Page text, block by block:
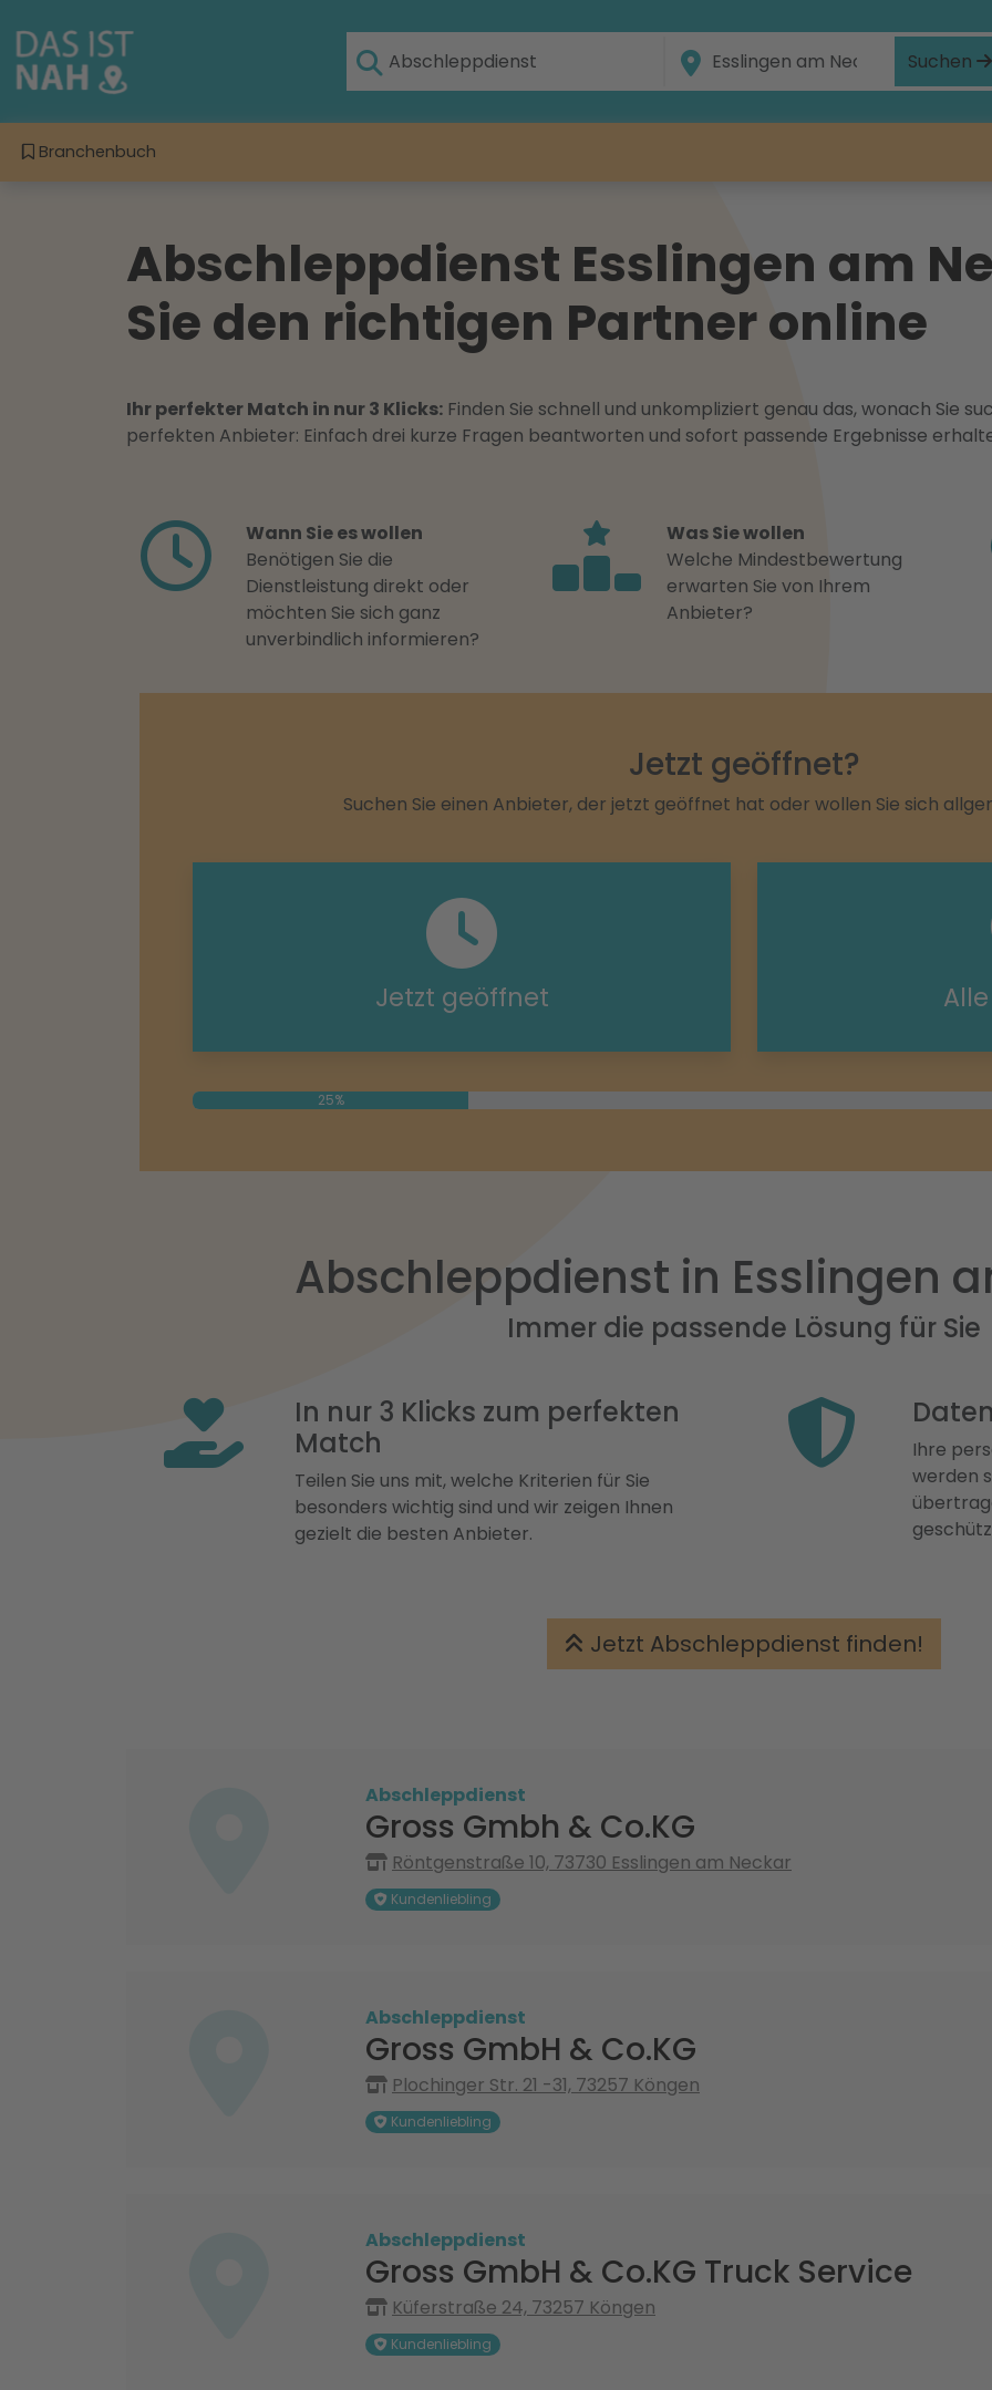
Suchen
Branchenbuch
Abschleppdienst Esslingen am
Sie den richtigen Partner online
Ihr perfekter Match in nur 3 Klicks: Finden Sie schnell und unkompliziert genau das, wonach Sie
perfekten Anbieter: Einfach drei kurze Fragen beantworten und sofort passende Ergebnisse
Wann Sie es wollen
Benötigen Sie die
Dienstleistung direkt oder
möchten Sie sich ganz
unverbindlich informieren?
Was Sie wollen
Welche Mindestbewertung
erwarten Sie von Ihrem
Anbieter?
Jetzt geöffnet?
Suchen Sie einen Anbieter, der jetzt geöffnet hat oder wollen Sie sich
Jetzt geöffnet
25%
Abschleppdienst in Esslingen
Immer die passende Lösung für Sie
In nur 3 Klicks zum perfekten
Match
Teilen Sie uns mit, welche Kriterien für Sie
besonders wichtig sind und wir zeigen Ihnen
gezielt die besten Anbieter.
Ihre
werden
Jetzt Abschleppdienst finden!
Abschleppdienst
Gross Gmbh & Co.KG
Röntgenstraße 10, 73730 Esslingen am Neckar
Kundenliebling
Abschleppdienst
Gross GmbH & Co.KG
Plochinger Str. 21 -31, 73257 Köngen
Kundenliebling
Abschleppdienst
Gross GmbH & Co.KG Truck Service
Küferstraße 24, 73257 Köngen
Kundenliebling